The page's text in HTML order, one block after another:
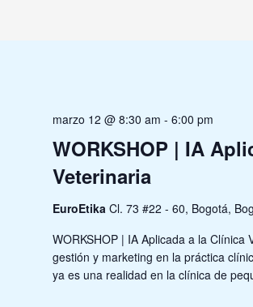
WORKSHOP | IA
Veterinaria
marzo 12 @ 8:30 am -6:00 pm
EuroEtikaCl. 73 #22 - 60, Bogotá,
WORKSHOP | IA Aplicada a la Clínica
gestión y marketing en la práctica
ya es una realidad en la clínica de